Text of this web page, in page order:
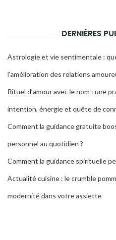
DERNIÈRES
Astrologie et vie sentimentale :
l’amélioration des relations
Rituel d’amour avec le nom : une
intention, énergie et quête de
Comment la guidance gratuite
personnel au quotidien ?
Comment la guidance spirituelle
Actualité cuisine : le crumble
modernité dans votre assiette